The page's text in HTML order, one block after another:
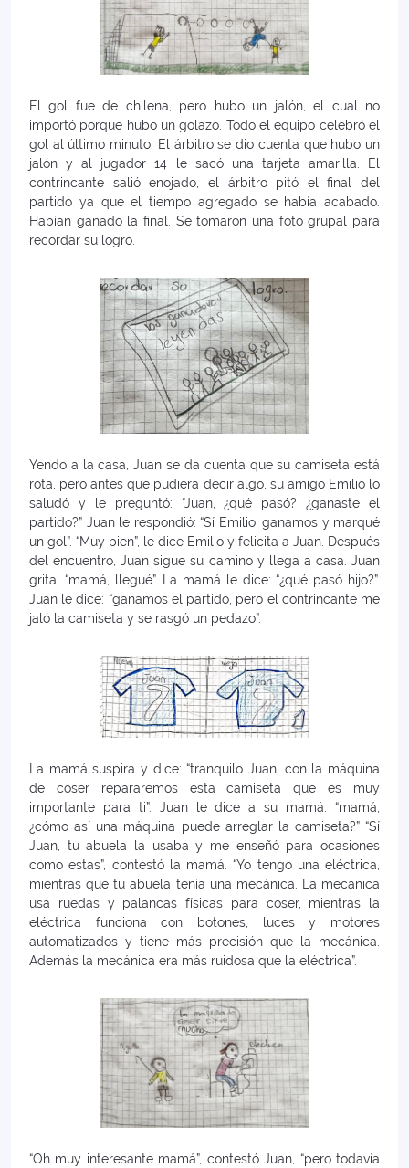
El gol fue de chilena, pero hubo un jalón, el cual no
importó porque hubo un golazo. Todo el equipo celebró el
gol al último minuto. El árbitro se dio cuenta que hubo un
jalón y al jugador 14 le sacó una tarjeta amarilla. El
contrincante salió enojado, el árbitro pitó el final del
partido ya que el tiempo agregado se había acabado.
Habían ganado la final. Se tomaron una foto grupal para
recordar su logro.
Yendo a la casa, Juan se da cuenta que su camiseta está
rota, pero antes que pudiera decir algo, su amigo Emilio lo
saludó y le preguntó: “Juan, ¿qué pasó? ¿ganaste el
partido?” Juan le respondió: “Sí Emilio, ganamos y marqué
un gol”. “Muy bien”, le dice Emilio y felicita a Juan. Después
del encuentro, Juan sigue su camino y llega a casa. Juan
grita: “mamá, llegué”. La mamá le dice: “¿qué pasó hijo?”.
Juan le dice: “ganamos el partido, pero el contrincante me
jaló la camiseta y se rasgó un pedazo”.
La mamá suspira y dice: “tranquilo Juan, con la máquina
de coser repararemos esta camiseta que es muy
importante para ti”. Juan le dice a su mamá: “mamá,
¿cómo así una máquina puede arreglar la camiseta?” “Sí
Juan, tu abuela la usaba y me enseñó para ocasiones
como estas”, contestó la mamá. “Yo tengo una eléctrica,
mientras que tu abuela tenía una mecánica. La mecánica
usa ruedas y palancas físicas para coser, mientras la
eléctrica funciona con botones, luces y motores
automatizados y tiene más precisión que la mecánica.
Además la mecánica era más ruidosa que la eléctrica”.
“Oh muy interesante mamá”, contestó Juan, “pero todavía